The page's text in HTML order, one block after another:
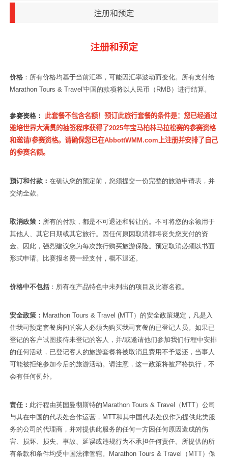
注册和预定
注册和预定
价格 ：所有价格均基于当前汇率，可能因汇率波动而变化。所有支付给
Marathon Tours & Travel'中国的款项将以人民币（ RMB ）进行结算。
参赛资格： 此套餐不包含名额！预订此旅行套餐的条件是：您已经通过
雅培世界大满贯的抽签程序获得了2025年宝马柏林马拉松赛的参赛资格
和邀请/参赛资格。请确保您已在AbbottWMM.com 上注册并安排了自己
的参赛名额。
预订和付款：在确认您的预定前，您须提交一份完整的旅游申请表，并
交纳全款 。
取消政策： 所有的付款，都是不可退还和转让的。不可将您的余额用于
其他人、其它日期或其它旅行。因任何原因取消都将丧失您支付的资
金。因此，强烈建议您为每次旅行购买旅游保险。预定取消必须以书面
形式申请。比赛报名费一经支付，概不退还。
价格中不包括 ：所有在产品特色中未列出的项目及比赛名额。
安全政策： Marathon Tours & Travel (MTT）的安全政策规定，凡是入
住我司预定套餐房间的客人必须为购买我司套餐的已登记人员。如果已
登记的客户试图接待未登记的客人，并/或邀请他们参加我们行程中安排
的任何活动，已登记客人的旅游套餐将被取消且费用不予返还，当事人
可能被拒绝参加今后的旅游活动。请注意，这一政策将被严格执行，不
会有任何例外。
责任： 此行程由英国曼彻斯特的 Marathon Tours & Travel
（MTT）公司
与其在中国的代表处合作运营，MTT和其中国代表处仅作为提供此类服
务的公司的代理商，并对提供此服务的任何一方因任何原因造成的伤
害、损坏、损失、事故、延误或违规行为不承担任何责任。所提供的所
有条款和条件均受中国法律管辖。
Marathon Tours & Travel
（MTT）保